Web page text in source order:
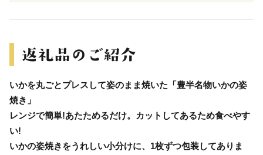
いかを丸ごとプレスして姿のまま焼いた「豊半名物いかの姿
焼き」
レンジで簡単!あたためるだけ。カットしてあるため食べやす
い!
いかの姿焼きをうれしい小分けに、1枚ずつ包装してありま